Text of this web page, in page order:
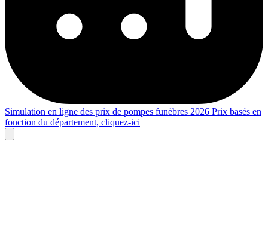
Simulation en ligne des prix de pompes funèbres 2026 Prix basés en
fonction du département, cliquez-ici